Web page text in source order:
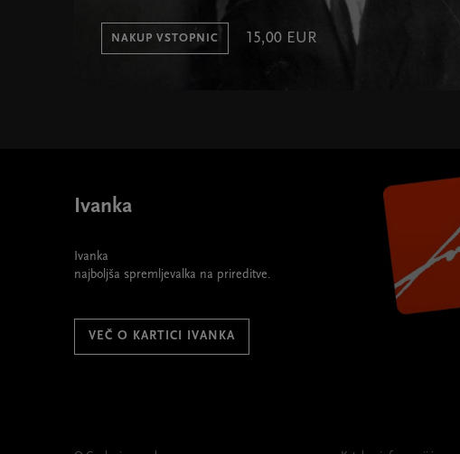
NAKUP VSTOPNIC 15,00 EUR
Ivanka
Ivanka
najboljša spremljevalka na prireditve.
VEČ O KARTICI IVANKA